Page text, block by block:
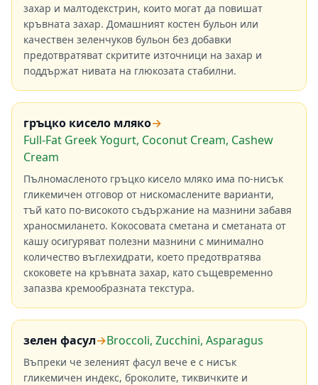
захар и малтодекстрин, които могат да повишат
кръвната захар. Домашният костен бульон или
качествен зеленчуков бульон без добавки
предотвратяват скритите източници на захар и
поддържат нивата на глюкозата стабилни.
гръцко кисело мляко→
Full-Fat Greek Yogurt, Coconut Cream, Cashew
Cream
Пълномасленото гръцко кисело мляко има по-нисък
гликемичен отговор от нискомаслените варианти,
тъй като по-високото съдържание на мазнини забавя
храносмилането. Кокосовата сметана и сметаната от
кашу осигуряват полезни мазнини с минимално
количество въглехидрати, което предотвратява
скоковете на кръвната захар, като същевременно
запазва кремообразната текстура.
зелен фасул→Broccoli, Zucchini, Asparagus
Въпреки че зеленият фасул вече е с нисък
гликемичен индекс, броколите, тиквичките и